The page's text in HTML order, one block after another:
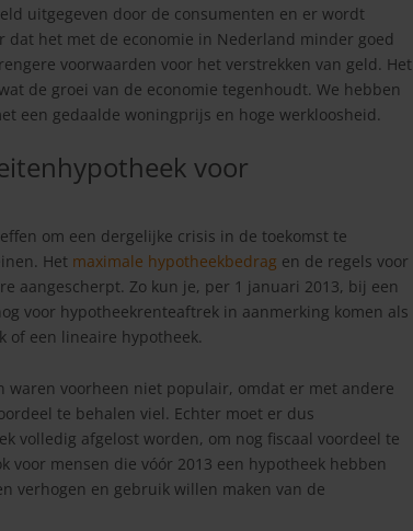
uitgegeven door de consumenten en er wordt
het met de economie in Nederland minder goed
voorwaarden voor het verstrekken van geld. Het
de groei van de economie tegenhoudt. We hebben
een gedaalde woningprijs en hoge werkloosheid.
voor
om een dergelijke crisis in de toekomst te
Het maximale hypotheekbedrag en de regels voor
aangescherpt. Zo kun je, per 1 januari 2013, bij een
voor hypotheekrenteaftrek in aanmerking komen als
of een lineaire hypotheek.
voorheen niet populair, omdat er met andere
te behalen viel. Echter moet er dus
volledig afgelost worden, om nog fiscaal voordeel te
voor mensen die vóór 2013 een hypotheek hebben
verhogen en gebruik willen maken van de